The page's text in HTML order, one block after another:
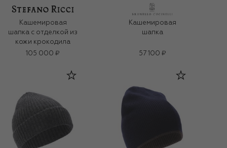
Кашемировая
шапка с отделкой из
кожи крокодила
105 000 ₽
Кашемировая
шапка
57 100 ₽